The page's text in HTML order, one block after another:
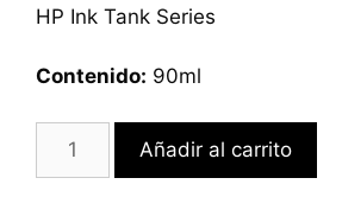
HP Ink Tank Series
Contenido: 90ml
Añadir al carrito